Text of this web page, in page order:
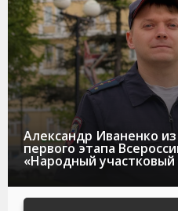
Александр Иваненко
первого этапа
«Народный участковый